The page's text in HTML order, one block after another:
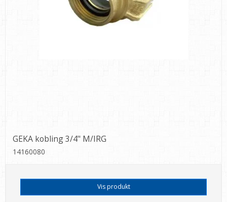
GEKA kobling 3/4" M/IRG
14160080
Vis produkt